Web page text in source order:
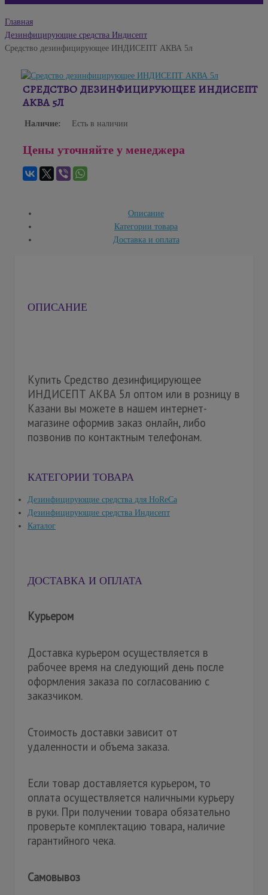
Главная
Дезинфицирующие средства Индисепт
Средство дезинфицирующее ИНДИСЕПТ АКВА 5л
СРЕДСТВО ДЕЗИНФИЦИРУЮЩЕЕ ИНДИСЕПТ
АКВА 5Л
Наличие: Есть в наличии
Цены уточняйте у менеджера
Описание
Категории товара
Доставка и оплата
ОПИСАНИЕ
Купить Средство дезинфицирующее
ИНДИСЕПТ АКВА 5л оптом или в розницу в
Казани вы можете в нашем интернет-
магазине оформив заказ онлайн, либо
позвонив по контактным телефонам.
КАТЕГОРИИ ТОВАРА
Дезинфицирующие средства для HoReCa
Дезинфицирующие средства Индисепт
Каталог
ДОСТАВКА И ОПЛАТА
Курьером
Доставка курьером осуществляется в
рабочее время на следующий день после
оформления заказа по согласованию с
заказчиком.
Стоимость доставки зависит от
удаленности и объема заказа.
Если товар доставляется курьером, то
оплата осуществляется наличными курьеру
в руки. При получении товара обязательно
проверьте комплектацию товара, наличие
гарантийного чека.
Самовывоз